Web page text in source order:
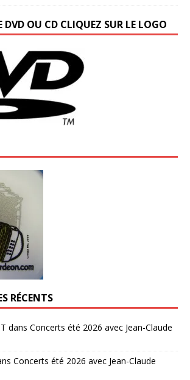
DVD OU CD CLIQUEZ SUR LE LOGO
RÉCENTS
dans Concerts été 2026 avec Jean-Claude
Concerts été 2026 avec Jean-Claude